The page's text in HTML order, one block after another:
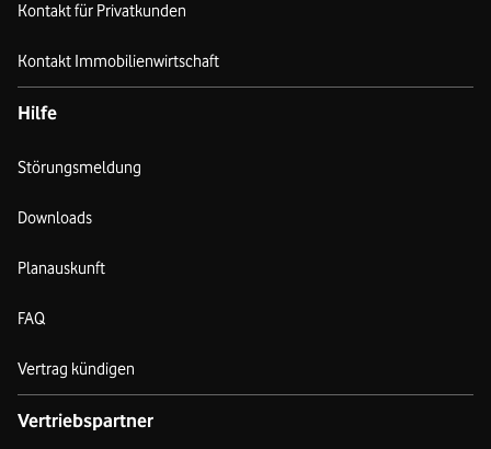
Kontakt für Privatkunden
Kontakt Immobilienwirtschaft
Hilfe
Störungsmeldung
Downloads
Planauskunft
FAQ
Vertrag kündigen
Vertriebspartner